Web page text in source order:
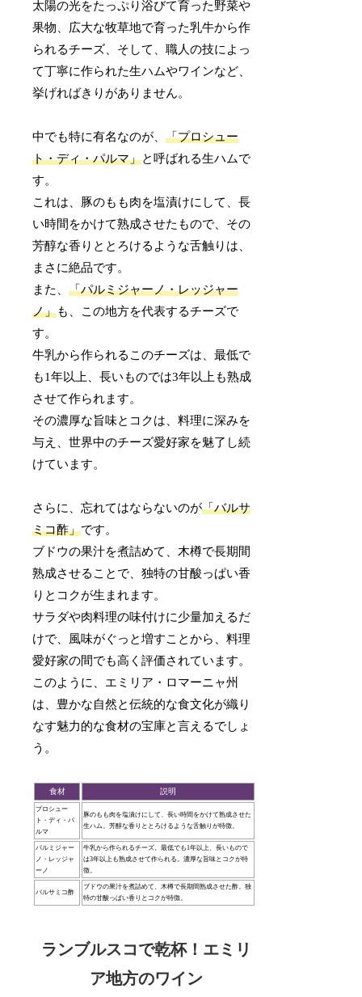
太陽の光をたっぷり浴びて育った野菜や
果物、広大な牧草地で育った乳牛から作
られるチーズ、そして、職人の技によっ
て丁寧に作られた生ハムやワインなど、
挙げればきりがありません。
中でも特に有名なのが、「プロシュー
ト・ディ・パルマ」と呼ばれる生ハムで
す。
これは、豚のもも肉を塩漬けにして、長
い時間をかけて熟成させたもので、その
芳醇な香りととろけるような舌触りは、
まさに絶品です。
また、「パルミジャーノ・レッジャー
ノ」も、この地方を代表するチーズで
す。
牛乳から作られるこのチーズは、最低で
も1年以上、長いものでは3年以上も熟成
させて作られます。
その濃厚な旨味とコクは、料理に深みを
与え、世界中のチーズ愛好家を魅了し続
けています。
さらに、忘れてはならないのが「バルサ
ミコ酢」です。
ブドウの果汁を煮詰めて、木樽で長期間
熟成させることで、独特の甘酸っぱい香
りとコクが生まれます。
サラダや肉料理の味付けに少量加えるだ
けで、風味がぐっと増すことから、料理
愛好家の間でも高く評価されています。
このように、エミリア・ロマーニャ州
は、豊かな自然と伝統的な食文化が織り
なす魅力的な食材の宝庫と言えるでしょ
う。
食材 説明
プロシュー
ト・ディ・パ
ルマ
豚のもも肉を塩漬けにして、長い時間をかけて熟成させた
生ハム。芳醇な香りととろけるような舌触りが特徴。
パルミジャー
ノ・レッジャ
ーノ
牛乳から作られるチーズ。最低でも1年以上、長いもので
は3年以上も熟成させて作られる。濃厚な旨味とコクが特
徴。
バルサミコ酢
ブドウの果汁を煮詰めて、木樽で長期間熟成させた酢。独
特の甘酸っぱい香りとコクが特徴。
ランブルスコで乾杯！エミリ
ア地方のワイン